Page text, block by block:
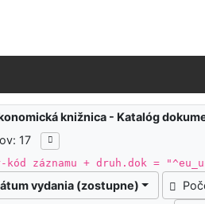
knižnica - Katalóg
17
kód záznamu + druh.dok =
vydania (zostupne)